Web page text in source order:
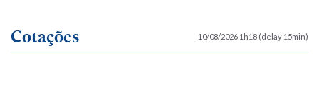
Cotações 10/08/2026 1h18 (delay 15min)